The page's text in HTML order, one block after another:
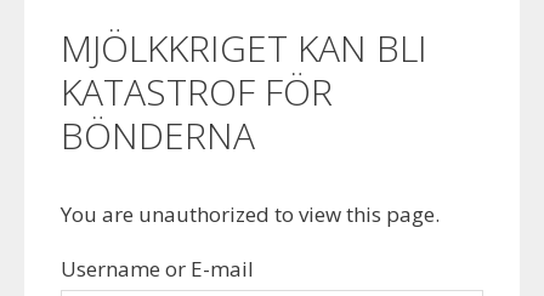
MJÖLKKRIGET KAN BLI
KATASTROF FÖR
BÖNDERNA
You are unauthorized to view this page.
Username or E-mail